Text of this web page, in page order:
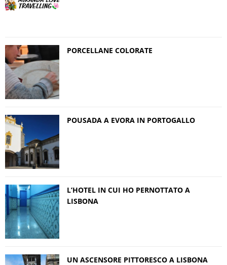
PORCELLANE COLORATE
POUSADA A EVORA IN PORTOGALLO
L’HOTEL IN CUI HO PERNOTTATO A
LISBONA
UN ASCENSORE PITTORESCO A LISBONA